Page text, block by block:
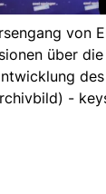
von
über
-